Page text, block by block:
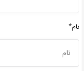
نام*